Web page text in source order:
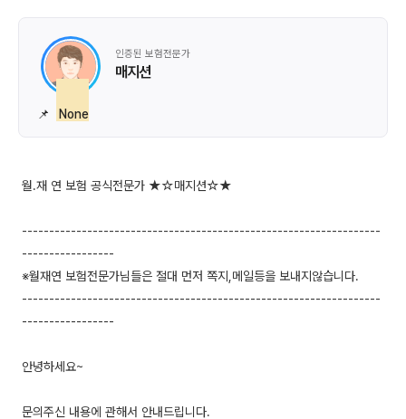
인증된 보험전문가
매지션
📌 None
월.재 연 보험 공식전문가 ★☆매지션☆★
------------------------------------------------------------------
-----------------
※월재연 보험전문가님들은 절대 먼저 쪽지,메일등을 보내지않습니다.
------------------------------------------------------------------
-----------------
안녕하세요~
문의주신 내용에 관해서 안내드립니다.